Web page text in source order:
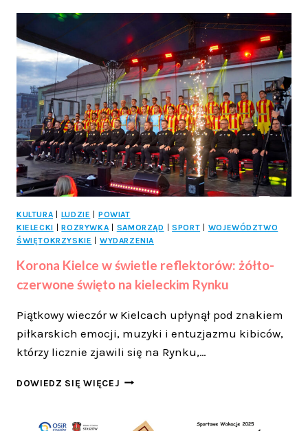
OSTROWCA
–
RUSZYŁY
MILIONOWE
INWESTYCJE
SPORTOWE
W
MIEŚCIE
KULTURA | LUDZIE | POWIAT
KIELECKI | ROZRYWKA | SAMORZĄD | SPORT | WOJEWÓDZTWO
ŚWIĘTOKRZYSKIE | WYDARZENIA
Korona Kielce w świetle reflektorów: żółto-
czerwone święto na kieleckim Rynku
Piątkowy wieczór w Kielcach upłynął pod znakiem
piłkarskich emocji, muzyki i entuzjazmu kibiców,
którzy licznie zjawili się na Rynku,…
DOWIEDZ SIĘ WIĘCEJ KORONA
ŚWIETLE